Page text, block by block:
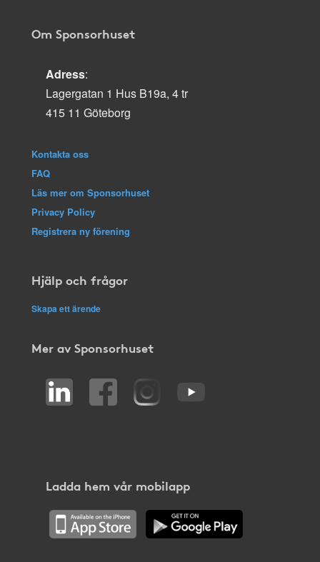
Om Sponsorhuset
Adress:
Lagergatan 1 Hus B19a, 4 tr
415 11 Göteborg
Kontakta oss
FAQ
Läs mer om Sponsorhuset
Privacy Policy
Registrera ny förening
Hjälp och frågor
Skapa ett ärende
Mer av Sponsorhuset
Ladda hem vår mobilapp